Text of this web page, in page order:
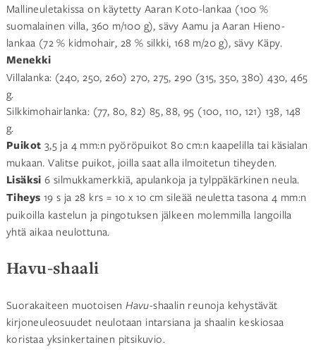
Mallineuletakissa on käytetty Aaran Koto-lankaa (100 %
suomalainen villa, 360 m/100 g), sävy Aamu ja Aaran Hieno-
lankaa (72 % kidmohair, 28 % silkki, 168 m/20 g), sävy Käpy.
Menekki
Villalanka: (240, 250, 260) 270, 275, 290 (315, 350, 380) 430, 465
g.
Silkkimohairlanka: (77, 80, 82) 85, 88, 95 (100, 110, 121) 138, 148
g.
Puikot 3,5 ja 4 mm:n pyöröpuikot 80 cm:n kaapelilla tai käsialan
mukaan. Valitse puikot, joilla saat alla ilmoitetun tiheyden.
Lisäksi 6 silmukkamerkkiä, apulankoja ja tylppäkärkinen neula.
Tiheys 19 s ja 28 krs = 10 x 10 cm sileää neuletta tasona 4 mm:n
puikoilla kastelun ja pingotuksen jälkeen molemmilla langoilla
yhtä aikaa neulottuna.
Havu-shaali
Suorakaiteen muotoisenHavu-shaalin reunoja kehystävät
kirjoneuleosuudet neulotaan intarsiana ja shaalin keskiosaa
koristaa yksinkertainen pitsikuvio.